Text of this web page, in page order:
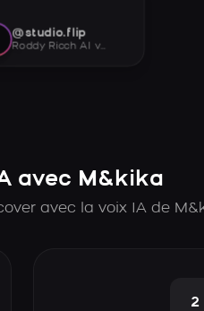
@studio.flip
Roddy Ricch AI voice
avec M&kika
avec la voix IA de
2